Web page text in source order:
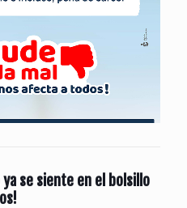
ya se siente en el bolsillo